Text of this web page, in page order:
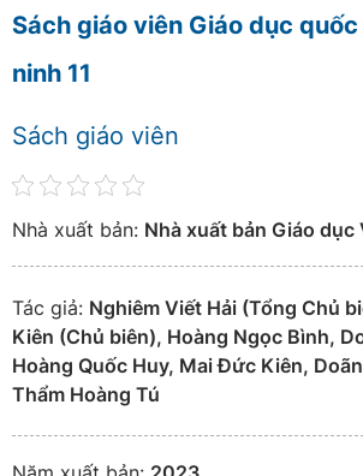
Sách giáo viên Giáo dục
ninh 11
Sách giáo viên
Nhà xuất bản: Nhà xuất bản Giáo dục
Tác giả: Nghiêm Viết Hải (Tổng Chủ
Kiên (Chủ biên), Hoàng Ngọc Bình,
Hoàng Quốc Huy, Mai Đức Kiên,
Thẩm Hoàng Tú